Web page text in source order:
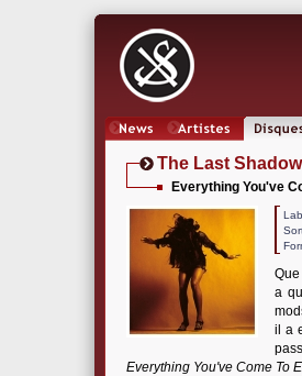
The Last
Everything You've
a
il a
Everything You've Come To